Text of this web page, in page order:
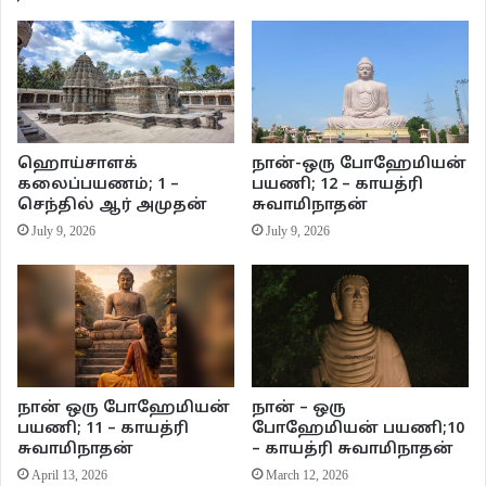
போட்டுக் கொள்ள வேண்டியதுதான்.
அட்லாண்டிக் கடற்பகுதியில் பெர்முடாவுக்கு அருகில் இருக்கும் ஸர்காஸோ என்ற
ஒரு கடலில்தான் இந்த மீன்கள் இனப்பெருக்கம் செய்கின்றன என்று
கண்டுபிடித்திருக்கிறார்கள். இவை நன்னீரில் இருந்து கடல்நீருக்கு செல்லும்
ஹொய்சாளக்
கலைப்பயணம்; 1 –
செந்தில் ஆர் அமுதன்
July 9, 2026
நான்-ஒரு போஹேமியன்
பயணி; 12 – காயத்ரி
சுவாமிநாதன்
July 9, 2026
நான் ஒரு போஹேமியன்
பயணி; 11 – காயத்ரி
சுவாமிநாதன்
April 13, 2026
நான் – ஒரு
போஹேமியன் பயணி;10
– காயத்ரி சுவாமிநாதன்
March 12, 2026